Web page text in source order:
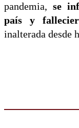
pandemia, se
país y
inalterada desde